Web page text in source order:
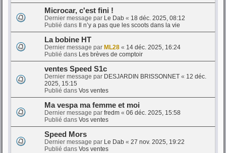
Microcar, c'est fini !
Dernier message par Le Dab « 18 déc. 2025, 08:12
Publié dans Il n’y a pas que les scoots dans la vie
La bobine HT
Dernier message par ML28 « 14 déc. 2025, 16:24
Publié dans Les brèves de comptoir
ventes Speed S1c
Dernier message par DESJARDIN BRISSONNET « 12 déc.
2025, 15:15
Publié dans Vos ventes
Ma vespa ma femme et moi
Dernier message par fredm « 06 déc. 2025, 15:58
Publié dans Vos ventes
Speed Mors
Dernier message par Le Dab « 27 nov. 2025, 19:22
Publié dans Vos ventes